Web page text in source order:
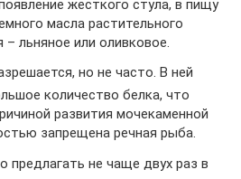
жесткого стула, в пищу
масла растительного
льняное или оливковое.
но не часто. В ней
количество белка, что
развития мочекаменной
запрещена речная рыба.
не чаще двух раз в